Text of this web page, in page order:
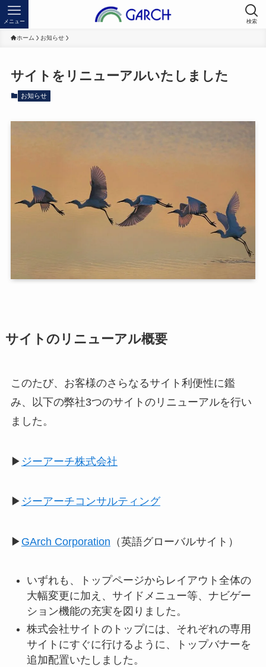
検索
メニュー
ホーム お知らせ
サイトをリニューアルいたしました
お知らせ
サイトのリニューアル概要
このたび、お客様のさらなるサイト利便性に鑑
み、以下の弊社3つのサイトのリニューアルを行い
ました。
▶ ジーアーチ株式会社
▶ ジーアーチコンサルティング
▶ GArch Corporation （英語グローバルサイト）
いずれも、トップページからレイアウト全体の
大幅変更に加え、サイドメニュー等、ナビゲー
ション機能の充実を図りました。
株式会社サイトのトップには、それぞれの専用
サイトにすぐに行けるように、トップバナーを
追加配置いたしました。